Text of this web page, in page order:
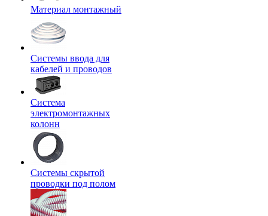
Материал монтажный
Системы ввода для
кабелей и проводов
Система
электромонтажных
колонн
Системы скрытой
проводки под полом